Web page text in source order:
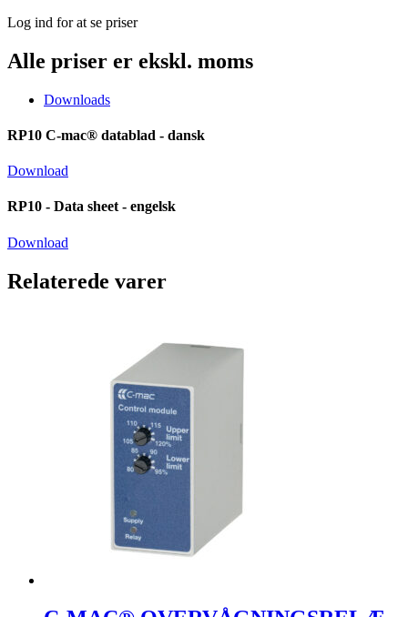
Log ind for at se priser
Alle priser er ekskl. moms
Downloads
RP10 C-mac® datablad - dansk
Download
RP10 - Data sheet - engelsk
Download
Relaterede varer